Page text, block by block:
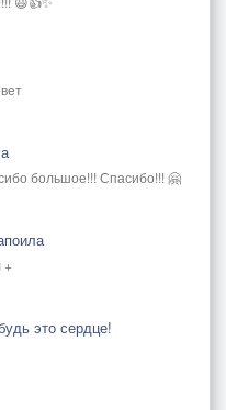
большое!!! Спасибо!!! 🤗
+
это сердце!